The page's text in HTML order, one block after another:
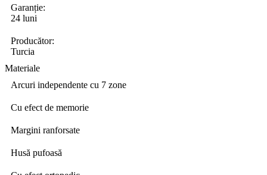
Garanție:
24 luni
Producător:
Turcia
Materiale
Arcuri independente cu 7 zone
Cu efect de memorie
Margini ranforsate
Husă pufoasă